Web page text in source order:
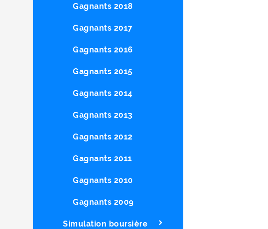
Gagnants 2018
Gagnants 2017
Gagnants 2016
Gagnants 2015
Gagnants 2014
Gagnants 2013
Gagnants 2012
Gagnants 2011
Gagnants 2010
Gagnants 2009
Simulation boursière